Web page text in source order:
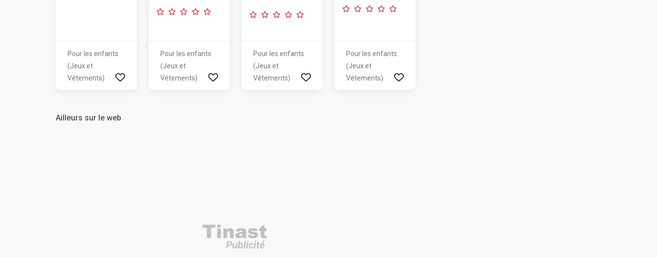
Pour les enfants
(Jeux et
Vêtements)
Pour les enfants
(Jeux et
Vêtements)
Pour les enfants
(Jeux et
Vêtements)
Pour les enfants
(Jeux et
Vêtements)
Ailleurs sur le web